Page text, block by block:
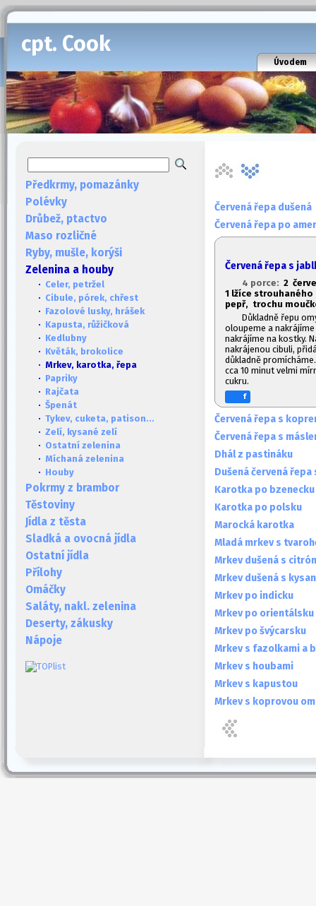
cpt. Cook
Úvodem
Předkrmy, pomazánky
Polévky
Drůbež, ptactvo
Maso rozličné
Ryby, mušle, korýši
Zelenina a houby
· Celer, petržel
· Cibule, pórek, chřest
· Fazolové lusky, hrášek
· Kapusta, růžičková
· Kedlubny
· Květák, brokolice
· Mrkev, karotka, řepa
· Papriky
· Rajčata
· Špenát
· Tykev, cuketa, patison...
· Zelí, kysané zelí
· Ostatní zelenina
· Míchaná zelenina
· Houby
Pokrmy z brambor
Těstoviny
Jídla z těsta
Sladká a ovocná jídla
Ostatní jídla
Přílohy
Omáčky
Saláty, nakl. zelenina
Deserty, zákusky
Nápoje
Červená řepa dušená
Červená řepa po
Červená řepa s
4 porce: 2
1 lžíce strouhaného
pepř, trochu
Důkladně řepu
oloupeme a
nakrájíme na kostky.
nakrájenou cibuli,
důkladně
cca 10 minut velmi
cukru.
f
Červená řepa s
Červená řepa s
Dhál z pastináku
Dušená červená řepa
Karotka po bzenecku
Karotka po polsku
Marocká karotka
Mladá mrkev s
Mrkev dušená s
Mrkev dušená s
Mrkev po indicku
Mrkev po orientálsku
Mrkev po švýcarsku
Mrkev s fazolkami a
Mrkev s houbami
Mrkev s kapustou
Mrkev s koprovou